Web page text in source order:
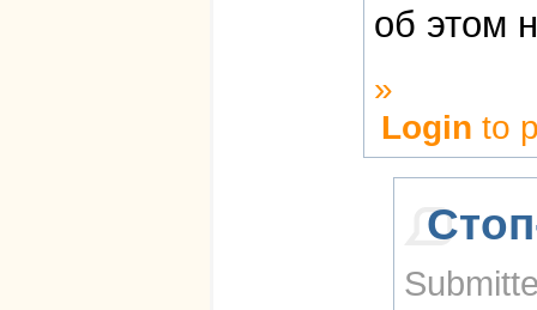
об этом
»
Login to